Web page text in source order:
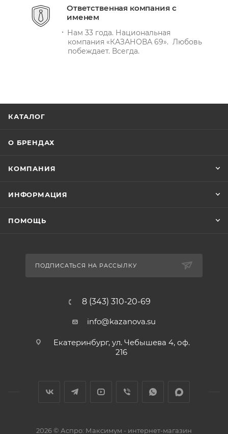
Ответственная компания с
именем
Нам 33 года. Национальная
компания «КАЗАНОВА 69». Любовь
побеждает. Всегда.
КАТАЛОГ
О БРЕНДАХ
КОМПАНИЯ
ИНФОРМАЦИЯ
ПОМОЩЬ
ПОДПИСАТЬСЯ НА РАССЫЛКУ
8 (343) 310-20-69
info@kazanova.su
Екатеринбург, ул. Чебышева 4, оф.
216
2026 © Аспро: Максимум - интернет-магазин